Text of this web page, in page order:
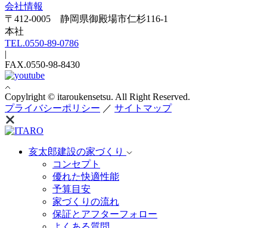
会社情報
〒412-0005 静岡県御殿場市仁杉116-1
本社
TEL.0550-89-0786
|
FAX.0550-98-8430
Copylright © itaroukensetsu. All Right Reserved.
プライバシーポリシー ／ サイトマップ
亥太郎建設の家づくり
コンセプト
優れた快適性能
予算目安
家づくりの流れ
保証とアフターフォロー